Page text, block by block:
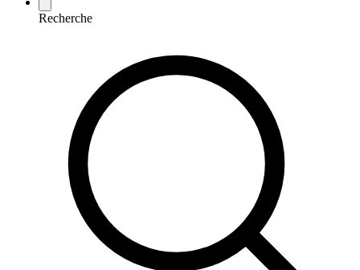
Recherche